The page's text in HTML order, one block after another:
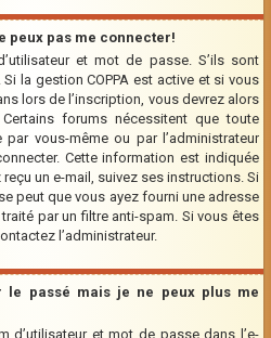
peux pas me connecter!
et mot de passe. S’ils sont
la gestion COPPA est active et si vous
lors de l’inscription, vous devrez alors
forums nécessitent que toute
vous-même ou par l’administrateur
Cette information est indiquée
un e-mail, suivez ses instructions. Si
peut que vous ayez fourni une adresse
par un filtre anti-spam. Si vous êtes
l’administrateur.
passé mais je ne peux plus me
d’utilisateur et mot de passe dans l’e-